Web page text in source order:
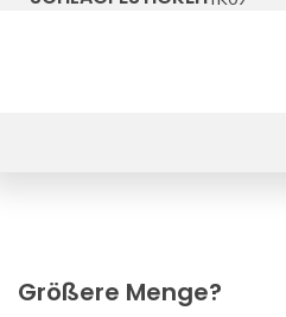
Größere Menge?